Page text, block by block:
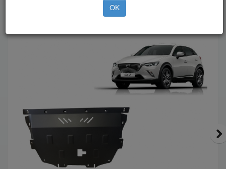
Terug naar de catalogus
OK